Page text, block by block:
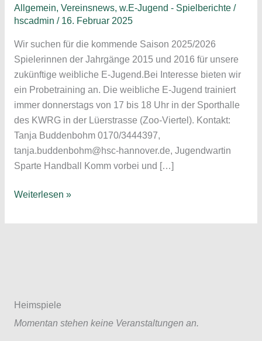
Allgemein, Vereinsnews, w.E-Jugend - Spielberichte/
hscadmin / 16. Februar 2025
Wir suchen für die kommende Saison 2025/2026
Spielerinnen der Jahrgänge 2015 und 2016 für unsere
zukünftige weibliche E-Jugend.Bei Interesse bieten wir
ein Probetraining an. Die weibliche E-Jugend trainiert
immer donnerstags von 17 bis 18 Uhr in der Sporthalle
des KWRG in der Lüerstrasse (Zoo-Viertel). Kontakt:
Tanja Buddenbohm 0170/3444397,
tanja.buddenbohm@hsc-hannover.de, Jugendwartin
Sparte Handball Komm vorbei und […]
Spielerinnen
2015/2016
weibliche
Weiterlesen »
Heimspiele
Momentan stehen keine Veranstaltungen an.